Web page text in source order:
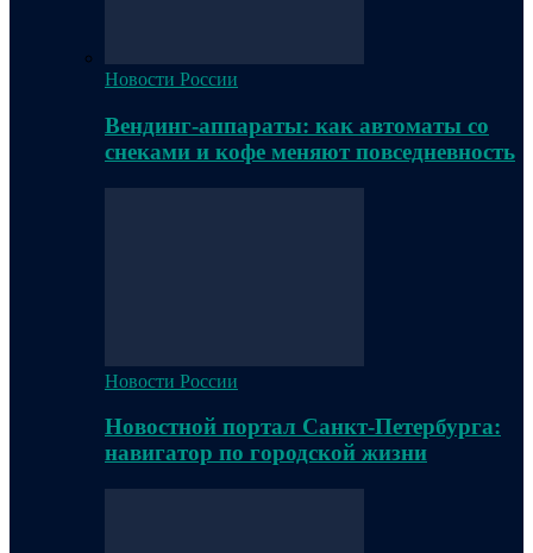
Новости России
Вендинг-аппараты: как автоматы со
снеками и кофе меняют повседневность
Новости России
Новостной портал Санкт-Петербурга:
навигатор по городской жизни